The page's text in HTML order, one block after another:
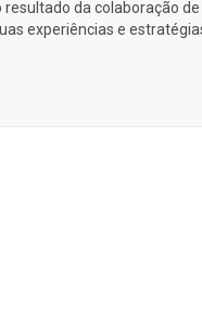
resultado da colaboração
experiências e